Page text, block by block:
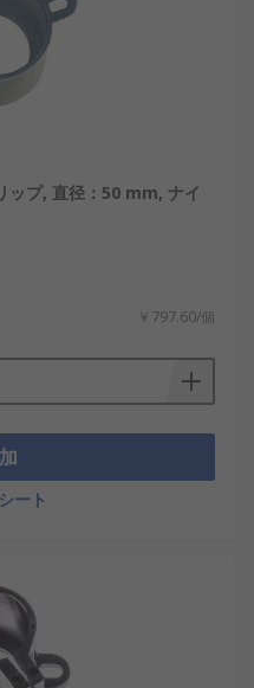
ップ, 直径：50 mm, ナイ
￥797.60/個
ート